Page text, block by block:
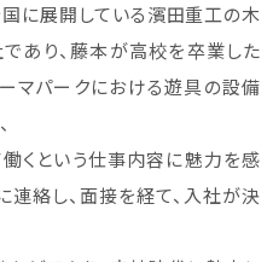
に展開している濱田重工の木
あり、藤本が高校を卒業した
マパークにおける遊具の設備
くという仕事内容に魅力を感
連絡し、面接を経て、入社が決